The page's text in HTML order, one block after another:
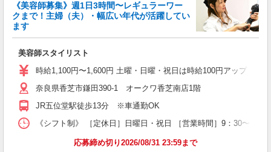
《美容師募集》週1日3時間〜レギュラーワー
クまで！主婦（夫）・幅広い年代が活躍してい
ます
美容師スタイリスト
時給1,100円〜1,600円 土曜・日曜・祝日は時給100円アップ ※資
奈良県香芝市鎌田390-1 オークワ香芝南店1階
JR五位堂駅徒歩13分 ※車通勤OK
《シフト制》 ［定休日］日曜日・祝日 ［営業時間］9：30〜17
応募締め切り2026/08/31 23:59まで